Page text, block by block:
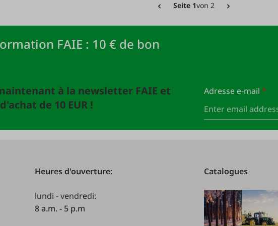
Seite 1von 2
FAIE : 10 € de bon
à la newsletter FAIE et
de 10 EUR !
Adresse e-mail *
Heures d'ouverture:
lundi - vendredi:
8 a.m. - 5 p.m
Catalogues